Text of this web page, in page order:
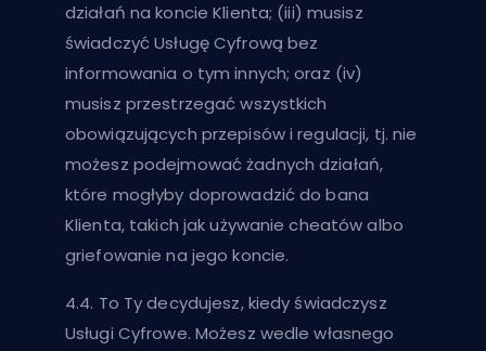
działań na koncie Klienta; (iii) musisz
świadczyć Usługę Cyfrową bez
informowania o tym innych; oraz (iv)
musisz przestrzegać wszystkich
obowiązujących przepisów i regulacji, tj. nie
możesz podejmować żadnych działań,
które mogłyby doprowadzić do bana
Klienta, takich jak używanie cheatów albo
griefowanie na jego koncie.
4.4. To Ty decydujesz, kiedy świadczysz
Usługi Cyfrowe. Możesz wedle własnego